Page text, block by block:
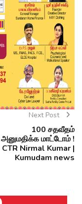
Next Post
100 சதவீதம்
அனுமதிக்க மாட்டோம் !
CTR Nirmal Kumar |
Kumudam news